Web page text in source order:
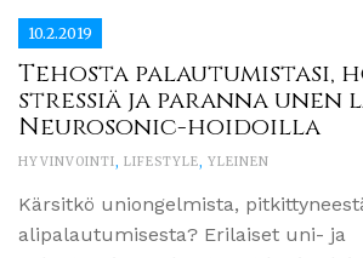
10.2.2019
Tehosta palautumistasi,
stressiä ja paranna unen
Neurosonic-hoidoilla
HYVINVOINTI LIFESTYLE YLEINEN
Kärsitkö uniongelmista,
alipalautumisesta? Erilaiset uni- ja